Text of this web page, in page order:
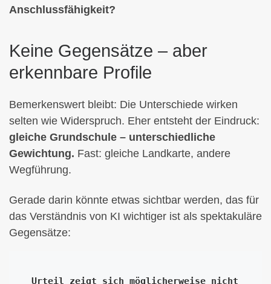
Anschlussfähigkeit?
Keine Gegensätze – aber
erkennbare Profile
Bemerkenswert bleibt: Die Unterschiede wirken
selten wie Widerspruch. Eher entsteht der Eindruck:
gleiche Grundschule – unterschiedliche
Gewichtung. Fast: gleiche Landkarte, andere
Wegführung.
Gerade darin könnte etwas sichtbar werden, das für
das Verständnis von KI wichtiger ist als spektakuläre
Gegensätze:
Urteil zeigt sich möglicherweise nicht